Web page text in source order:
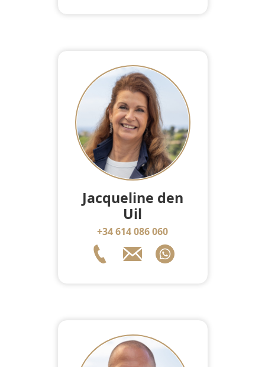
Jacqueline den
Uil
+34 614 086 060